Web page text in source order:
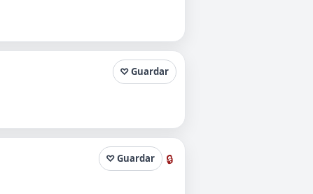
♡ Guardar
♡ Guardar 🔒